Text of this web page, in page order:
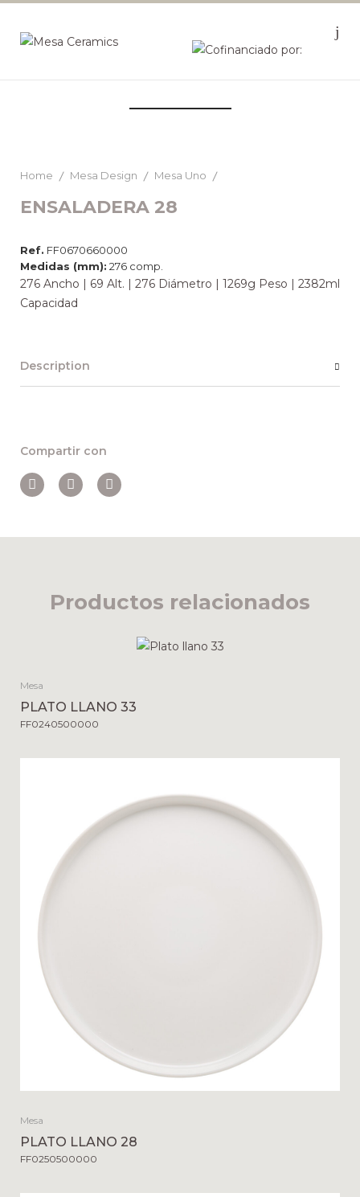
Home Mesa Design Mesa Uno
ENSALADERA 28
Ref. FF0670660000
Medidas (mm): 276 comp.
276 Ancho | 69 Alt. | 276 Diámetro | 1269g Peso | 2382ml
Capacidad
Description
Compartir con
Productos relacionados
Mesa
PLATO LLANO 33
FF0240500000
Mesa
PLATO LLANO 28
FF0250500000